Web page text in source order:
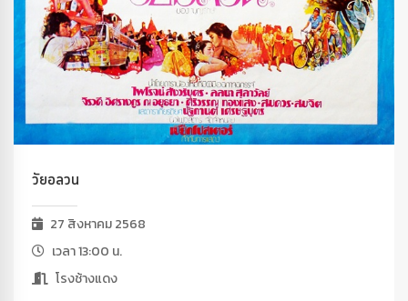
วัยอลวน
27 สิงหาคม 2568
เวลา 13:00 น.
โรงช้างแดง